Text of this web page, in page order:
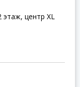
этаж, центр XL